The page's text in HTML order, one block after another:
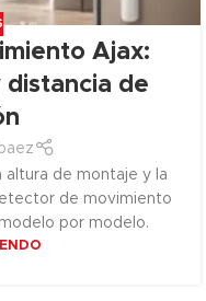
Ajax:
de
altura de montaje y la
de movimiento
por modelo.